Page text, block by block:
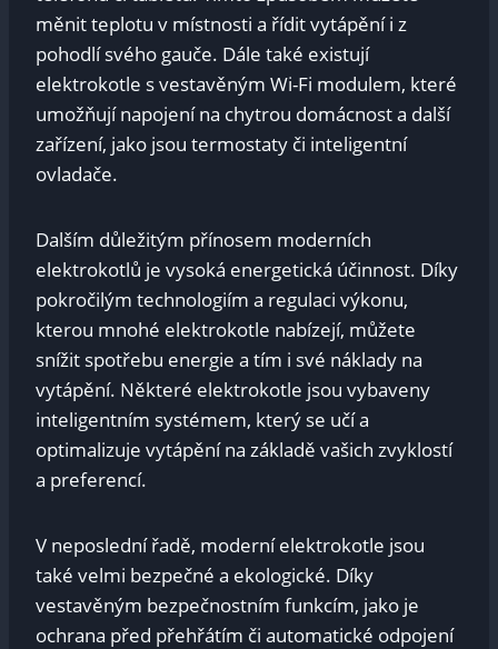
měnit teplotu v místnosti a řídit vytápění i z
pohodlí svého gauče. Dále také existují
elektrokotle s vestavěným Wi-Fi modulem, které
umožňují napojení na chytrou domácnost a další
zařízení, jako jsou termostaty či inteligentní
ovladače.
Dalším důležitým přínosem moderních
elektrokotlů je vysoká energetická účinnost. Díky
pokročilým technologiím a regulaci výkonu,
kterou mnohé elektrokotle nabízejí, můžete
snížit spotřebu energie a tím i své náklady na
vytápění. Některé elektrokotle jsou vybaveny
inteligentním systémem, který se učí a
optimalizuje vytápění na základě vašich zvyklostí
a preferencí.
V neposlední řadě, moderní elektrokotle jsou
také velmi bezpečné a ekologické. Díky
vestavěným bezpečnostním funkcím, jako je
ochrana před přehřátím či automatické odpojení